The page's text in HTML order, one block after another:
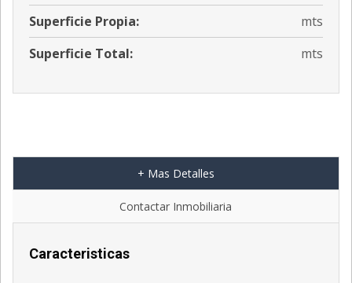
Superficie Propia:
mts
Superficie Total:
mts
+ Mas Detalles
Contactar Inmobiliaria
Caracteristicas